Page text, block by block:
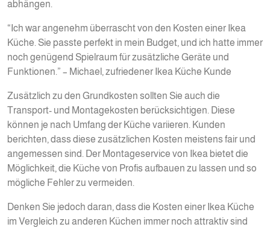
abhängen.
“Ich war angenehm überrascht von den Kosten einer Ikea
Küche. Sie passte perfekt in mein Budget, und ich hatte immer
noch genügend Spielraum für zusätzliche Geräte und
Funktionen.” – Michael, zufriedener Ikea Küche Kunde
Zusätzlich zu den Grundkosten sollten Sie auch die
Transport- und Montagekosten berücksichtigen. Diese
können je nach Umfang der Küche variieren. Kunden
berichten, dass diese zusätzlichen Kosten meistens fair und
angemessen sind. Der Montageservice von Ikea bietet die
Möglichkeit, die Küche von Profis aufbauen zu lassen und so
mögliche Fehler zu vermeiden.
Denken Sie jedoch daran, dass die Kosten einer Ikea Küche
im Vergleich zu anderen Küchen immer noch attraktiv sind